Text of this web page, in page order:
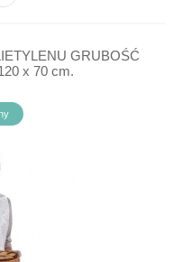
GRUBOŚĆ
x 70 cm.